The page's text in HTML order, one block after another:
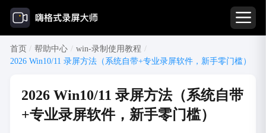
首页 / 帮助中心 / win-录制使用教程 /
2026 Win10/11 录屏方法（系统自带+专业录屏软件，新手零门槛）
2026 Win10/11 录屏方法（系统自带
+专业录屏软件，新手零门槛）